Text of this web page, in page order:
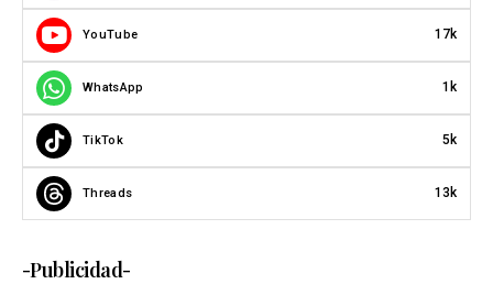
YouTube 17k
WhatsApp 1k
TikTok 5k
Threads 13k
-Publicidad-